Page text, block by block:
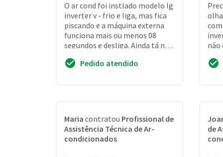
O ar cond foi instlado modelo lg
inverter v - frio e liga, mas fica
piscando e a máquina externa
funciona mais ou menos 08
segundos e desliga. Ainda tá na
Pedido atendido
não
Maria contratou Profissional de
Assistência Técnica de Ar-
condicionados
de